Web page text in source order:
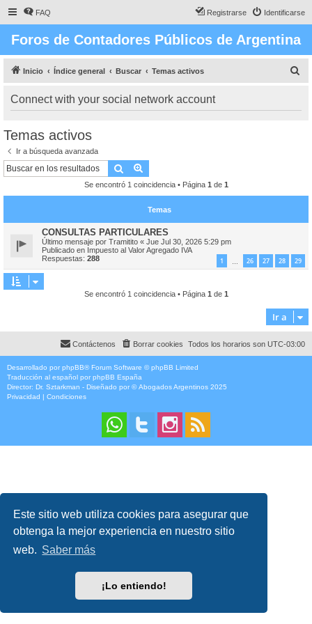
Este sitio web utiliza cookies para asegurar que
obtenga la mejor experiencia en nuestro sitio
web. Saber más
¡Lo entiendo!
FAQ Identificarse
Registrarse
Foros de Contadores Públicos de Argentina
Inicio Índice general Buscar Temas activos
Connect with your social network account
Temas activos
Ir a búsqueda avanzada
Buscar
Se encontró 1 coincidencia • Página 1 de 1
Temas
CONSULTAS PARTICULARES
Último mensaje por Tramitito « Jue Jul 30, 2026 5:29 pm
Publicado en Impuesto al Valor Agregado IVA
Respuestas: 288 1 26 27 28 29
Se encontró 1 coincidencia • Página 1 de 1
Ir a
Todos los horarios son UTC-03:00
Borrar cookies
Contáctenos
Desarrollado por phpBB® Forum Software © phpBB Limited
Traducción al español por phpBB España
Director: Dr. Sztarkman - Diseñado por ©Abogados Argentinos 2025
Privacidad | Condiciones